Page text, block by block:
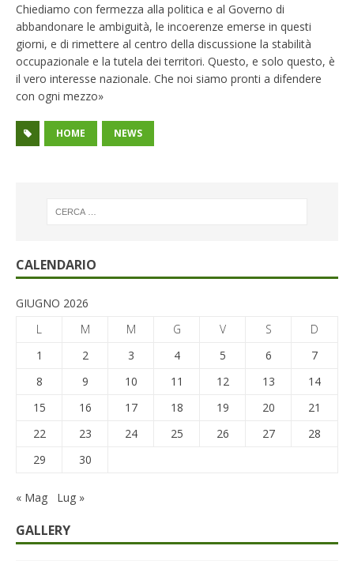
Chiediamo con fermezza alla politica e al Governo di
abbandonare le ambiguità, le incoerenze emerse in questi
giorni, e di rimettere al centro della discussione la stabilità
occupazionale e la tutela dei territori. Questo, e solo questo, è
il vero interesse nazionale. Che noi siamo pronti a difendere
con ogni mezzo»
HOME NEWS
CALENDARIO
GIUGNO 2026
L
M M G V S
D
1
2 3 4 5 6
7
8
9 10 11 12 13
14
15
16 17 18 19 20
21
22
23 24 25 26 27
28
29
30
« Mag Lug »
GALLERY